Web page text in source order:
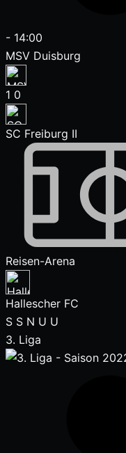
- 14:00
MSV Duisburg
1 0
SC Freiburg II
Reisen-Arena
Hallescher FC
S S N U U
3. Liga